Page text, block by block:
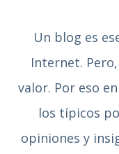
Un blog es
Internet.
valor. Por eso
los típicos
opiniones y